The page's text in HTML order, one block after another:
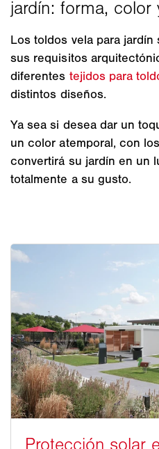
Los toldos vela para
sus requisitos
diferentes tejidos para
distintos diseños.
Ya sea si desea dar un
un color atemporal, con
convertirá su jardín en un
totalmente a su gusto.